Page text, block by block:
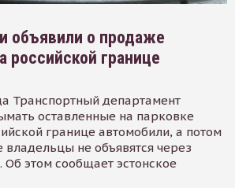
объявили о продаже
российской границе
Транспортный департамент
оставленные на парковке
границе автомобили, а потом
владельцы не объявятся через
Об этом сообщает эстонское